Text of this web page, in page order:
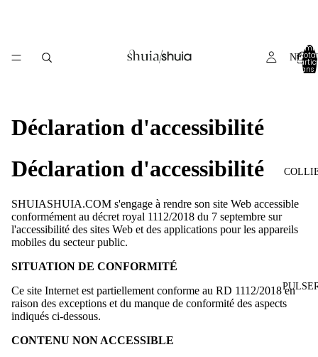
NEW
total
dans
Déclaration d'accessibilité
Déclaration d'accessibilité
SHUIASHUIA.COM s'engage à rendre son site Web accessible
conformément au décret royal 1112/2018 du 7 septembre sur
l'accessibilité des sites Web et des applications pour les appareils
mobiles du secteur public.
SITUATION DE CONFORMITÉ
Ce site Internet est partiellement conforme au RD 1112/2018 en
raison des exceptions et du manque de conformité des aspects
indiqués ci-dessous.
CONTENU NON ACCESSIBLE